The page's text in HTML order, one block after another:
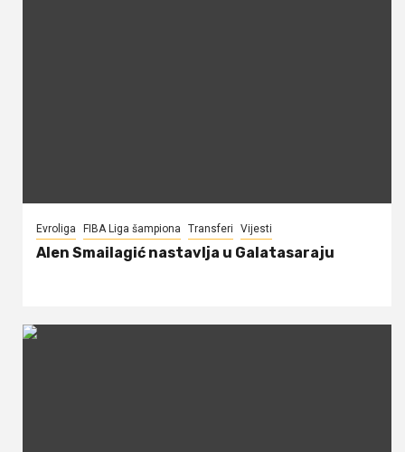
Evroliga FIBA Liga šampiona Transferi Vijesti
Alen Smailagić nastavlja u Galatasaraju